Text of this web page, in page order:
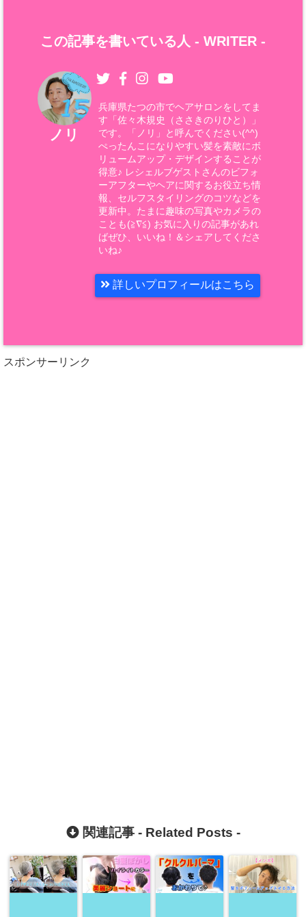
この記事を書いている人 - WRITER -
ノリ
兵庫県たつの市でヘアサロンをしてま
す「佐々木規史（ささきのりひと）」
です。「ノリ」と呼んでください(^^)
ぺったんこになりやすい髪を素敵にボ
リュームアップ・デザインすることが
得意♪ レシェルブゲストさんのビフォ
ーアフターやヘアに関するお役立ち情
報、セルフスタイリングのコツなどを
更新中。たまに趣味の写真やカメラの
ことも(≧∇≦) お気に入りの記事があれ
ばぜひ、いいね！＆シェアしてくださ
いね♪
詳しいプロフィールはこちら
スポンサーリンク
関連記事 - Related Posts -